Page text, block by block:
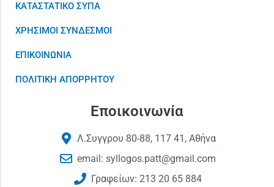
ΚΑΤΑΣΤΑΤΙΚΟ ΣΥΠΑ
ΧΡΗΣΙΜΟΙ ΣΥΝΔΕΣΜΟΙ
ΕΠΙΚΟΙΝΩΝΙΑ
ΠΟΛΙΤΙΚΗ ΑΠΟΡΡΗΤΟΥ
Εποικοινωνία
Λ.Συγγρου 80-88, 117 41, Αθήνα
email: syllogos.patt@gmail.com
Γραφείων: 213 20 65 884